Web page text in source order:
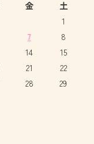
金 土
1
7
8
14
15
21
22
28
29